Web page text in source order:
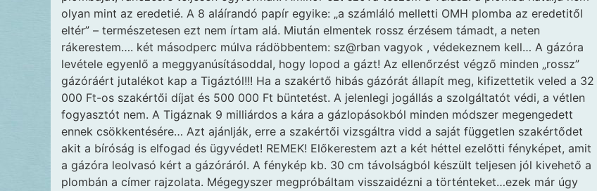
olyan mint az eredetié. A 8 aláírandó papír egyike: „a számláló melletti OMH plomba az eredetitől
eltér” – természetesen ezt nem írtam alá. Miután elmentek rossz érzésem támadt, a neten
rákerestem…. két másodperc múlva rádöbbentem: sz@rban vagyok , védekeznem kell… A gázóra
levétele egyenlő a meggyanúsításoddal, hogy lopod a gázt! Az ellenőrzést végző minden „rossz”
gázóráért jutalékot kap a Tigáztól!!! Ha a szakértő hibás gázórát állapít meg, kifizettetik veled a 32
000 Ft-os szakértői díjat és 500 000 Ft büntetést. A jelenlegi jogállás a szolgáltatót védi, a vétlen
fogyasztót nem. A Tigáznak 9 milliárdos a kára a gázlopásokból minden módszer megengedett
ennek csökkentésére… Azt ajánlják, erre a szakértői vizsgáltra vidd a saját független szakértődet
akit a bíróság is elfogad és ügyvédet! REMEK! Előkerestem azt a két héttel ezelőtti fényképet, amit
a gázóra leolvasó kért a gázóráról. A fénykép kb. 30 cm távolságból készült teljesen jól kivehető a
plombán a címer rajzolata. Mégegyszer megpróbáltam visszaidézni a történteket…ezek már úgy